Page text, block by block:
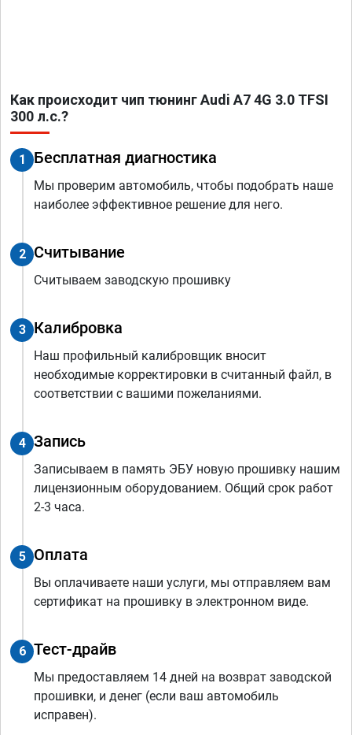
Как происходит чип тюнинг Audi A7 4G 3.0 TFSI
300 л.с.?
1 Бесплатная диагностика
Мы проверим автомобиль, чтобы подобрать наше
наиболее эффективное решение для него.
2 Считывание
Считываем заводскую прошивку
3 Калибровка
Наш профильный калибровщик вносит
необходимые корректировки в считанный файл, в
соответствии с вашими пожеланиями.
4 Запись
Записываем в память ЭБУ новую прошивку нашим
лицензионным оборудованием. Общий срок работ
2-3 часа.
5 Оплата
Вы оплачиваете наши услуги, мы отправляем вам
сертификат на прошивку в электронном виде.
6 Тест-драйв
Мы предоставляем 14 дней на возврат заводской
прошивки, и денег (если ваш автомобиль
исправен).